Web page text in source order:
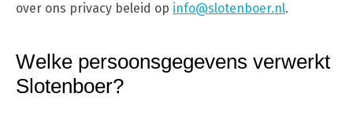
over ons privacy beleid op info@slotenboer.nl.
Welke persoonsgegevens verwerkt
Slotenboer?